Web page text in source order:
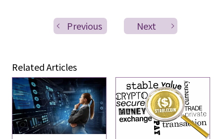
Previous Next
Related Articles